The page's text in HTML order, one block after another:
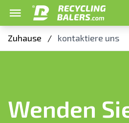
Zuhause / kontaktiere uns
Wenden